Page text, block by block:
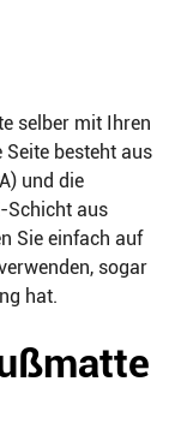
selber mit Ihren
Seite besteht aus
und die
Schicht aus
Sie einfach auf
sogar
hat.